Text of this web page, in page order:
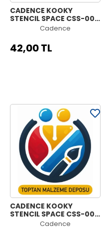
CADENCE KOOKY
STENCIL SPACE CSS-005
15X15CMCadence
42,00 TL
CADENCE KOOKY
STENCIL SPACE CSS-003
15X15CMCadence